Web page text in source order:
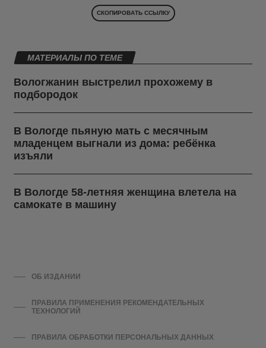
СКОПИРОВАТЬ ССЫЛКУ
МАТЕРИАЛЫ ПО ТЕМЕ
Вологжанин выстрелил прохожему в
подбородок
В Вологде пьяную мать с месячным
младенцем выгнали из дома: ребёнка
изъяли
В Вологде 58-летняя женщина влетела на
самокате в машину
ОБ ИЗДАНИИ
ПРАВИЛА ПРИМЕНЕНИЯ РЕКОМЕНДАТЕЛЬНЫХ
ТЕХНОЛОГИЙ
ПРАВИЛА ОБРАБОТКИ ПЕРСОНАЛЬНЫХ ДАННЫХ